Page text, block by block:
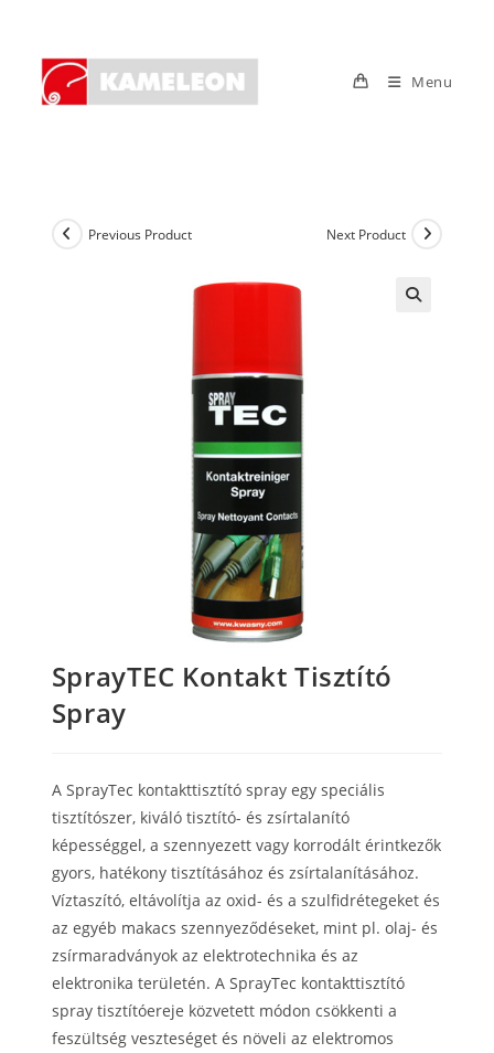
content
Menu
Previous Product Next Product
SprayTEC Kontakt Tisztító
Spray
A SprayTec kontakttisztító spray egy speciális
tisztítószer, kiváló tisztító- és zsírtalanító
képességgel, a szennyezett vagy korrodált érintkezők
gyors, hatékony tisztításához és zsírtalanításához.
Víztaszító, eltávolítja az oxid- és a szulfidrétegeket és
az egyéb makacs szennyeződéseket, mint pl. olaj- és
zsírmaradványok az elektrotechnika és az
elektronika területén. A SprayTec kontakttisztító
spray tisztítóereje közvetett módon csökkenti a
feszültség veszteséget és növeli az elektromos